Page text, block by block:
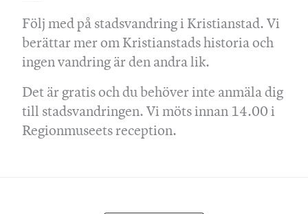
Följ med på stadsvandring i Kristianstad. Vi
berättar mer om Kristianstads historia och
ingen vandring är den andra lik.
Det är gratis och du behöver inte anmäla dig
till stadsvandringen. Vi möts innan 14.00 i
Regionmuseets reception.